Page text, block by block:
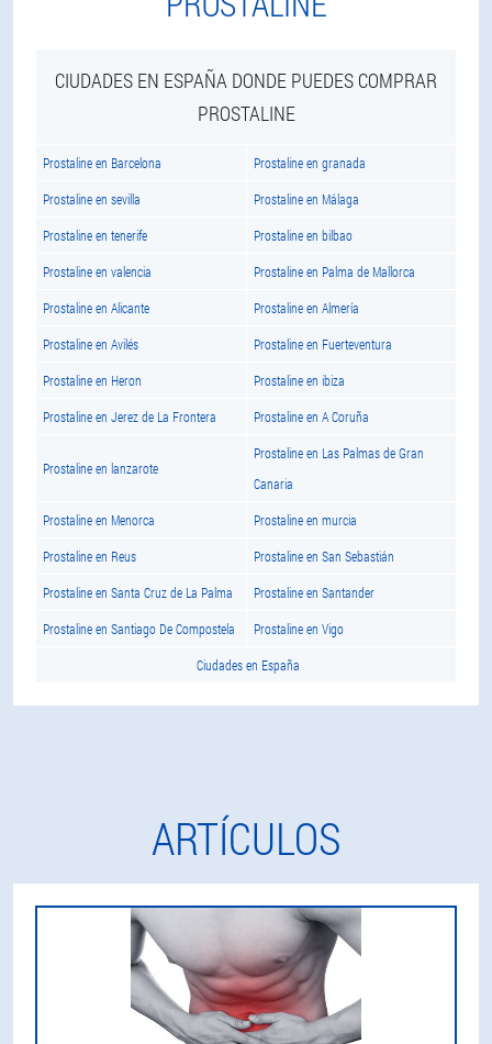
CIUDADES EN ESPAÑA DONDE PUEDES COMPRAR
PROSTALINE
Prostaline en Barcelona Prostaline en granada
Prostaline en sevilla Prostaline en Málaga
Prostaline en tenerife Prostaline en bilbao
Prostaline en valencia Prostaline en Palma de Mallorca
Prostaline en Alicante Prostaline en Almería
Prostaline en Avilés Prostaline en Fuerteventura
Prostaline en Heron Prostaline en ibiza
Prostaline en Jerez de La Frontera Prostaline en A Coruña
Prostaline en lanzarote
Prostaline en Las Palmas de Gran
Canaria
Prostaline en Menorca Prostaline en murcia
Prostaline en Reus Prostaline en San Sebastián
Prostaline en Santa Cruz de La Palma Prostaline en Santander
Prostaline en Santiago De Compostela Prostaline en Vigo
Ciudades en España
ARTÍCULOS